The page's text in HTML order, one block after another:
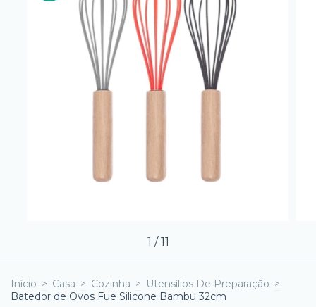
1 /11
Início > Casa > Cozinha > Utensílios De Preparação >
Batedor de Ovos Fue Silicone Bambu 32cm